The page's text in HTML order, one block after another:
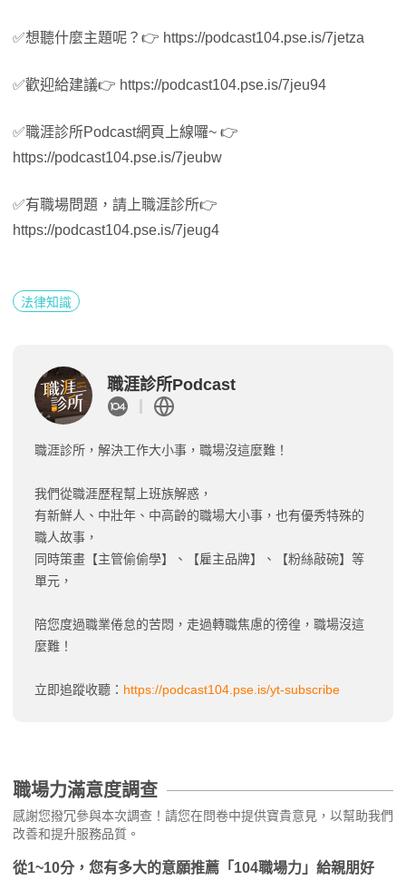
✅想聽什麼主題呢？👉 https://podcast104.pse.is/7jetza
✅歡迎給建議👉 https://podcast104.pse.is/7jeu94
✅職涯診所Podcast網頁上線囉~ 👉
https://podcast104.pse.is/7jeubw
✅有職場問題，請上職涯診所👉
https://podcast104.pse.is/7jeug4
法律知識
職涯診所Podcast
職涯診所，解決工作大小事，職場沒這麼難！
我們從職涯歷程幫上班族解惑，
有新鮮人、中壯年、中高齡的職場大小事，也有優秀特殊的
職人故事，
同時策畫【主管偷偷學】、【雇主品牌】、【粉絲敲碗】等
單元，
陪您度過職業倦怠的苦悶，走過轉職焦慮的徬徨，職場沒這
麼難！
立即追蹤收聽： https://podcast104.pse.is/yt-subscribe
職場力滿意度調查
感謝您撥冗參與本次調查！請您在問卷中提供寶貴意見，以幫助我們
改善和提升服務品質。
從1~10分，您有多大的意願推薦「104職場力」給親朋好